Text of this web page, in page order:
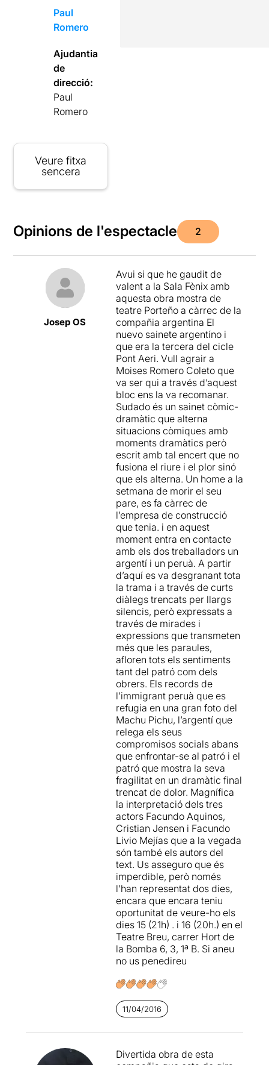
Paul
Romero
Ajudantia
de
direcció:
Paul
Romero
Veure fitxa
sencera
Opinions de l'espectacle 2
Josep OS
Avui si que he gaudit de
valent a la Sala Fènix amb
aquesta obra mostra de
teatre Porteño a càrrec de la
compañia argentina El
nuevo sainete argentíno i
que era la tercera del cicle
Pont Aeri. Vull agrair a
Moises Romero Coleto que
va ser qui a través d’aquest
bloc ens la va recomanar.
Sudado és un sainet còmic-
dramàtic que alterna
situacions còmiques amb
moments dramàtics però
escrit amb tal encert que no
fusiona el riure i el plor sinó
que els alterna. Un home a la
setmana de morir el seu
pare, es fa càrrec de
l’empresa de construcció
que tenia. i en aquest
moment entra en contacte
amb els dos treballadors un
argentí i un peruà. A partir
d’aquí es va desgranant tota
la trama i a través de curts
diàlegs trencats per llargs
silencis, però expressats a
través de mirades i
expressions que transmeten
més que les paraules,
afloren tots els sentiments
tant del patró com dels
obrers. Els records de
l’immigrant peruà que es
refugia en una gran foto del
Machu Pichu, l’argentí que
relega els seus
compromisos socials abans
que enfrontar-se al patró i el
patró que mostra la seva
fragilitat en un dramàtic final
trencat de dolor. Magnífica
la interpretació dels tres
actors Facundo Aquinos,
Cristian Jensen i Facundo
Livio Mejías que a la vegada
són també els autors del
text. Us asseguro que és
imperdible, però només
l’han representat dos dies,
encara que encara teniu
oportunitat de veure-ho els
dies 15 (21h) . i 16 (20h.) en el
Teatre Breu, carrer Hort de
la Bomba 6, 3, 1ª B. Si aneu
no us penedireu
11/04/2016
Divertida obra de esta